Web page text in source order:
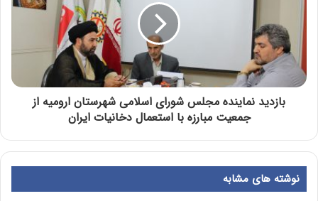
بازدید نماینده مجلس شورای اسلامی شهرستان ارومیه از
جمعیت مبارزه با استعمال دخانیات ایران
نوشته های مشابه